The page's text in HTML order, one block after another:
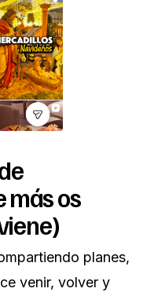
más os
planes,
venir, volver y